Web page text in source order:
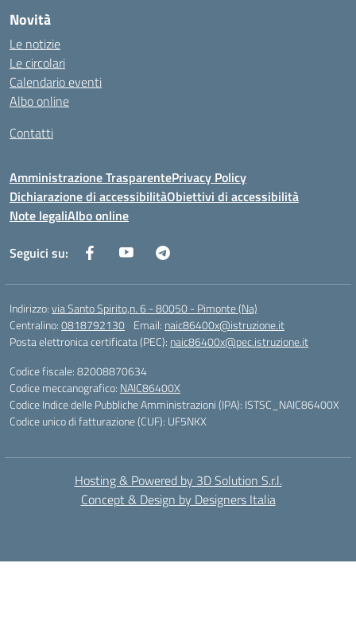
Novità
Le notizie
Le circolari
Calendario eventi
Albo online
Contatti
Amministrazione TrasparentePrivacy Policy
Dichiarazione di accessibilitàObiettivi di accessibilità
Note legaliAlbo online
Seguici su:
Indirizzo:via Santo Spirito,n. 6 - 80050 - Pimonte (Na)
Centralino:0818792130 Email: naic86400x@istruzione.it
Posta elettronica certificata (PEC): naic86400x@pec.istruzione.it
Codice fiscale: 82008870634
Codice meccanografico: NAIC86400X
Codice Indice delle Pubbliche Amministrazioni (IPA): ISTSC_NAIC86400X
Codice unico di fatturazione (CUF): UF5NKX
Hosting & Powered by 3D Solution S.r.l.
Concept & Design by Designers Italia